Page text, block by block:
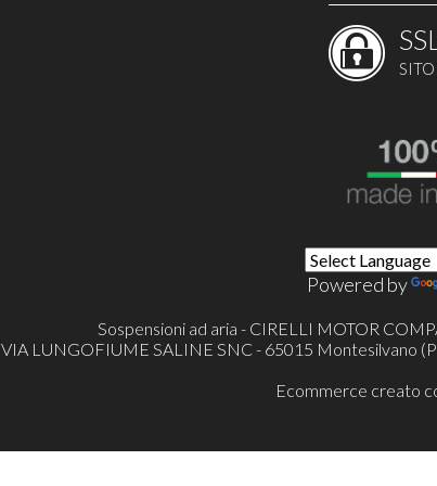
Powered by
Sospensioni ad aria - CIRELLI MOTOR
VIA LUNGOFIUME SALINE SNC - 65015 Montesilvano
Ecommerce creato